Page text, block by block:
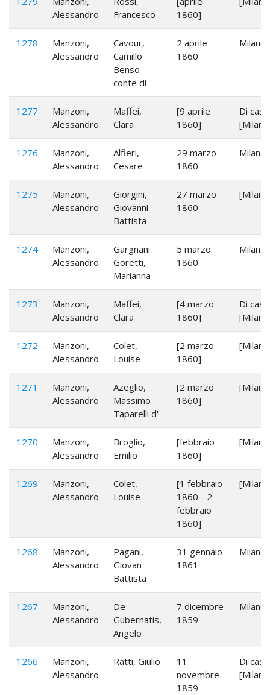
Alessandro
Francesco
1860]
1278
Manzoni,
Alessandro
Cavour,
Camillo
Benso
conte di
2 aprile
1860
Milano
1277
Manzoni,
Alessandro
Maffei,
Clara
[9 aprile
1860]
Di casa
1276
Manzoni,
Alessandro
Alfieri,
Cesare
29 marzo
1860
Milano
1275
Manzoni,
Alessandro
Giorgini,
Giovanni
Battista
27 marzo
1860
1274
Manzoni,
Alessandro
Gargnani
Goretti,
Marianna
5 marzo
1860
Milano
1273
Manzoni,
Alessandro
Maffei,
Clara
[4 marzo
1860]
Di casa
1272
Manzoni,
Alessandro
Colet,
Louise
[2 marzo
1860]
[Milan]
1271
Manzoni,
Alessandro
Azeglio,
Massimo
Taparelli d'
[2 marzo
1860]
1270
Manzoni,
Alessandro
Broglio,
Emilio
[febbraio
1860]
1269
Manzoni,
Alessandro
Colet,
Louise
[1 febbraio
1860 - 2
febbraio
1860]
[Milan]
1268
Manzoni,
Alessandro
Pagani,
Giovan
Battista
31 gennaio
1861
Milano
1267
Manzoni,
Alessandro
De
Gubernatis,
Angelo
7 dicembre
1859
Milano
1266
Manzoni,
Alessandro
Ratti, Giulio
11
novembre
1859
Di casa